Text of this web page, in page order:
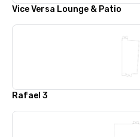
Vice Versa Lounge & Patio
Rafael 3